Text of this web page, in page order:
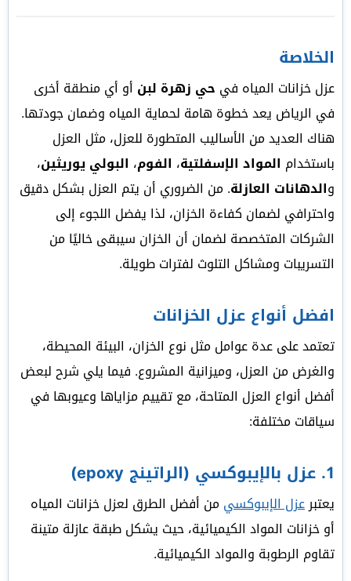
الخلاصة
عزل خزانات المياه في حي زهرة لبن أو أي منطقة أخرى
في الرياض يعد خطوة هامة لحماية المياه وضمان جودتها.
هناك العديد من الأساليب المتطورة للعزل، مثل العزل
باستخدام المواد الإسفلتية، الفوم، البولي يوريثين،
والدهانات العازلة. من الضروري أن يتم العزل بشكل دقيق
واحترافي لضمان كفاءة الخزان، لذا يفضل اللجوء إلى
الشركات المتخصصة لضمان أن الخزان سيبقى خاليًا من
التسريبات ومشاكل التلوث لفترات طويلة.
افضل أنواع عزل الخزانات
تعتمد على عدة عوامل مثل نوع الخزان، البيئة المحيطة،
والغرض من العزل، وميزانية المشروع. فيما يلي شرح لبعض
أفضل أنواع العزل المتاحة، مع تقييم مزاياها وعيوبها في
سياقات مختلفة:
1. عزل بالإيبوكسي (الراتينج epoxy)
يعتبرعزل الإيبوكسيمن أفضل الطرق لعزل خزانات المياه
أو خزانات المواد الكيميائية، حيث يشكل طبقة عازلة متينة
تقاوم الرطوبة والمواد الكيميائية.